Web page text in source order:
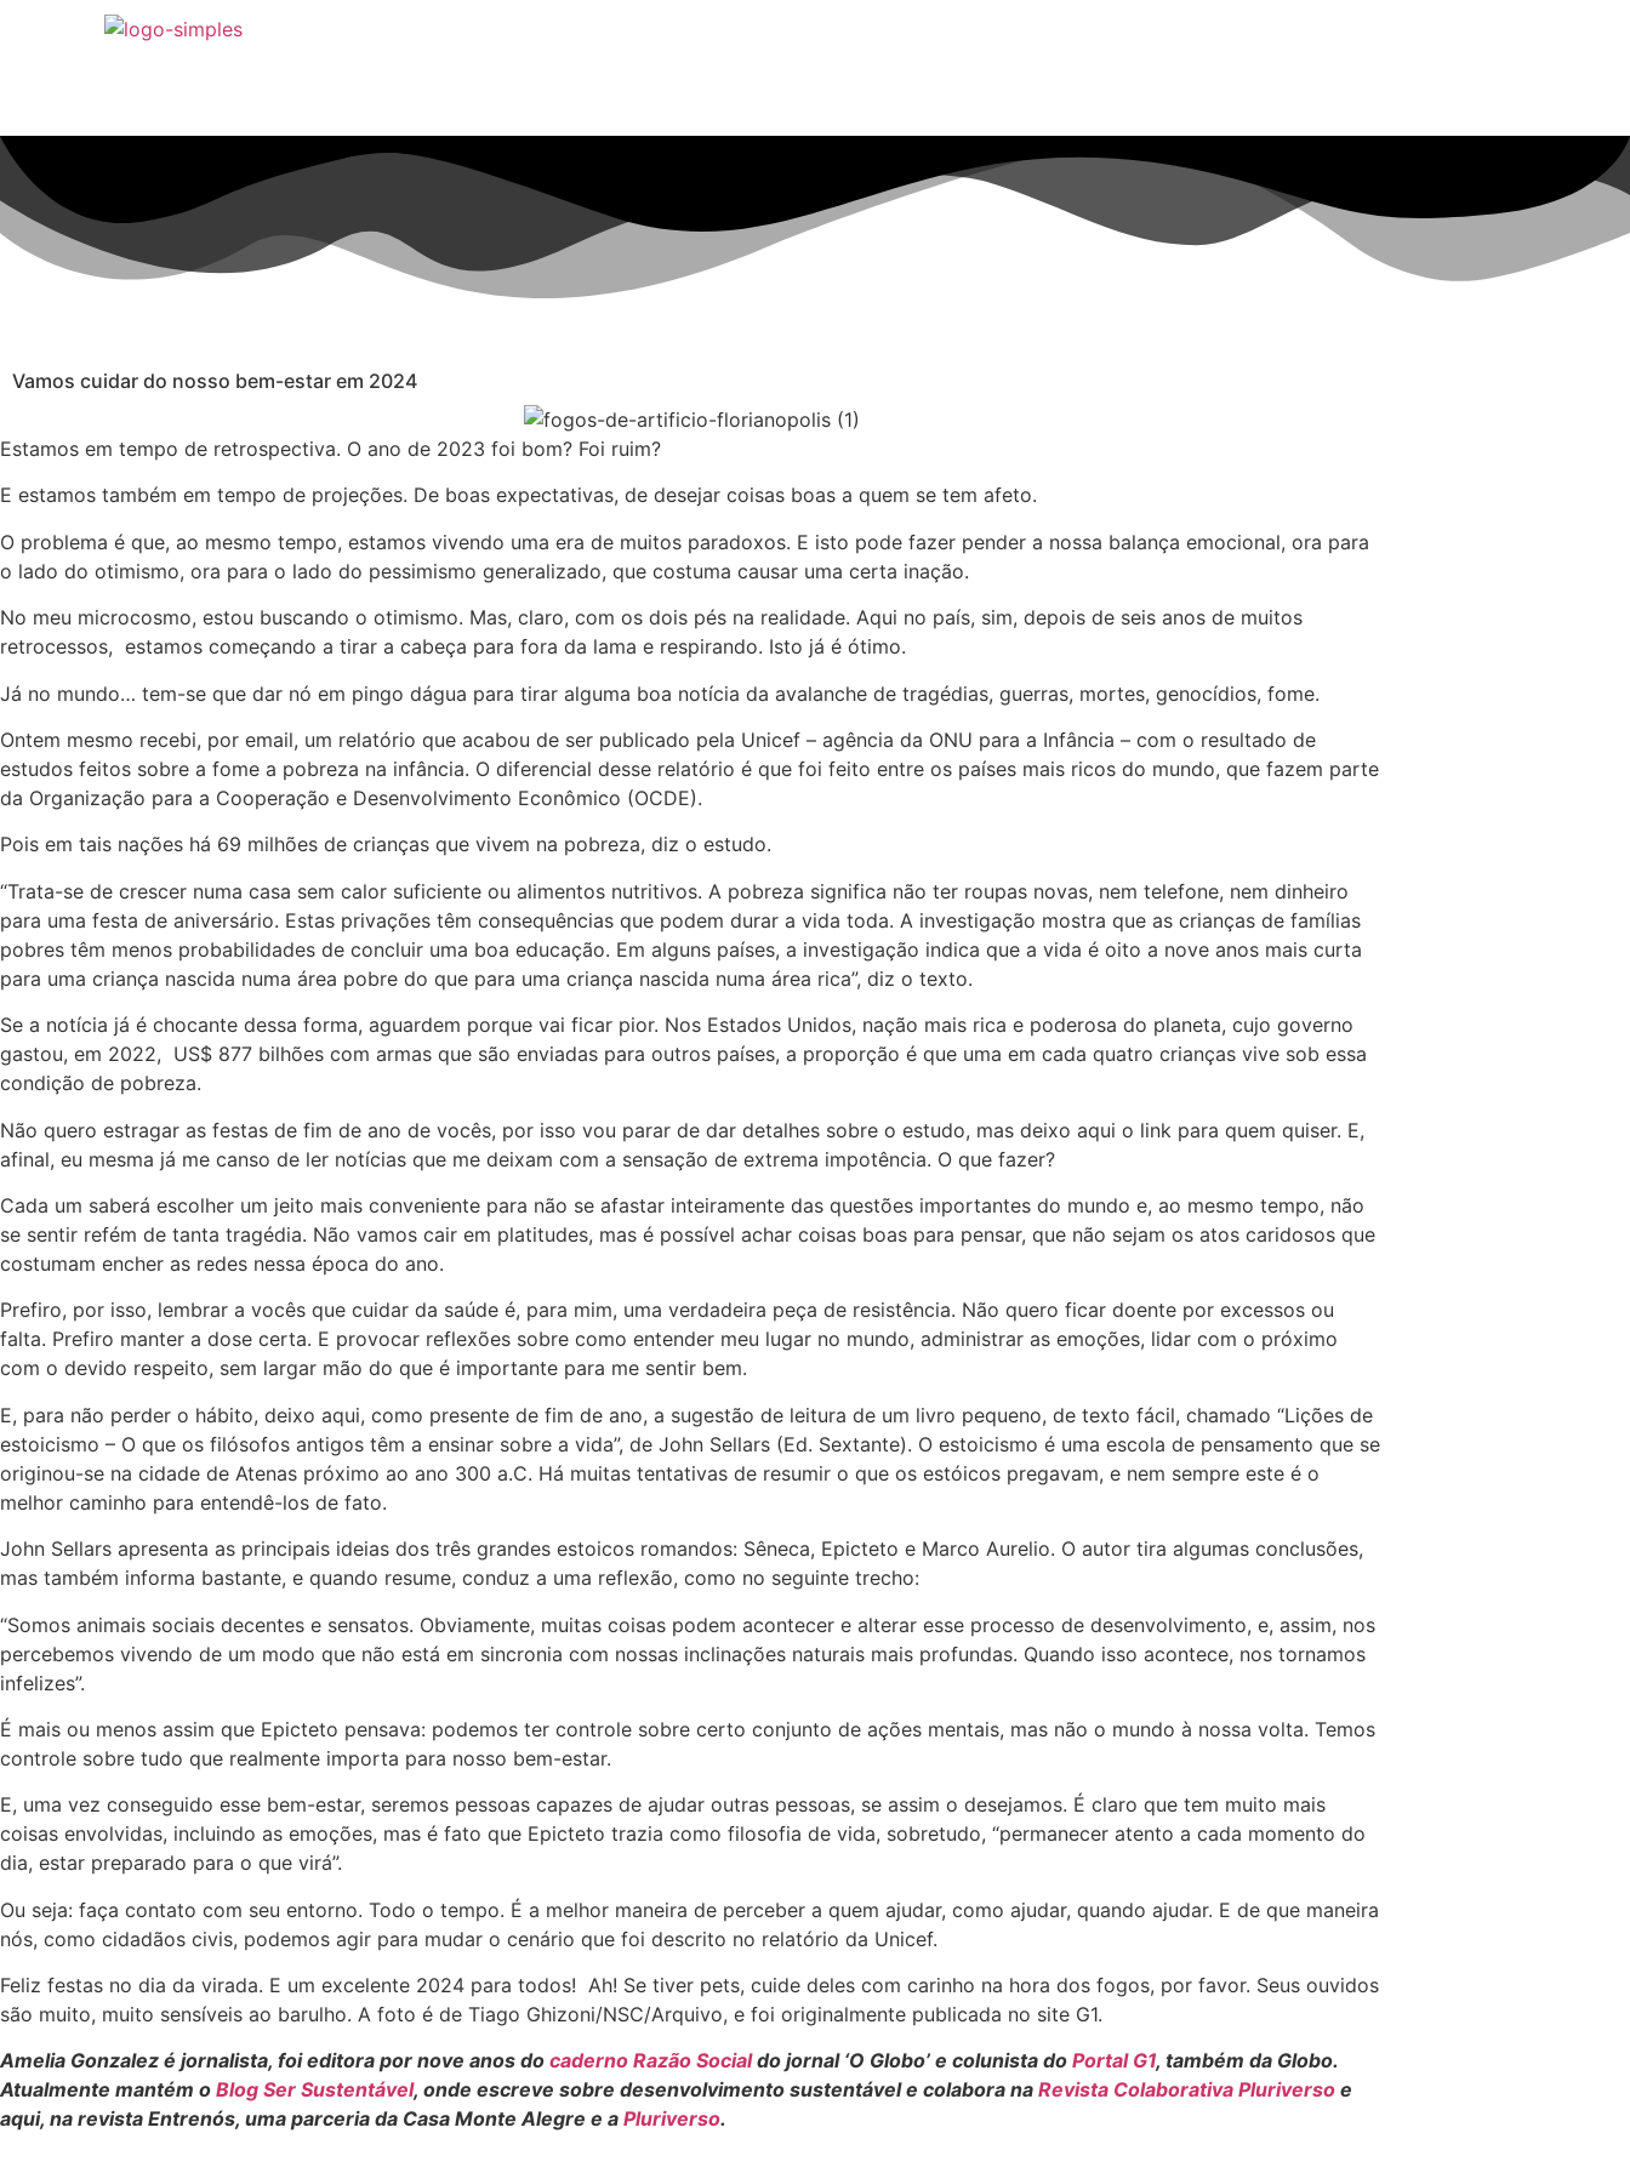
Vamos cuidar do nosso bem-estar em 2024
Estamos em tempo de retrospectiva. O ano de 2023 foi bom? Foi ruim?
E estamos também em tempo de projeções. De boas expectativas, de desejar coisas boas a quem se tem afeto.
O problema é que, ao mesmo tempo, estamos vivendo uma era de muitos paradoxos. E isto pode fazer pender a nossa balança emocional, ora para
o lado do otimismo, ora para o lado do pessimismo generalizado, que costuma causar uma certa inação.
No meu microcosmo, estou buscando o otimismo. Mas, claro, com os dois pés na realidade. Aqui no país, sim, depois de seis anos de muitos
retrocessos, estamos começando a tirar a cabeça para fora da lama e respirando. Isto já é ótimo.
Já no mundo… tem-se que dar nó em pingo dágua para tirar alguma boa notícia da avalanche de tragédias, guerras, mortes, genocídios, fome.
Ontem mesmo recebi, por email, um relatório que acabou de ser publicado pela Unicef – agência da ONU para a Infância – com o resultado de
estudos feitos sobre a fome a pobreza na infância. O diferencial desse relatório é que foi feito entre os países mais ricos do mundo, que fazem parte
da Organização para a Cooperação e Desenvolvimento Econômico (OCDE).
Pois em tais nações há 69 milhões de crianças que vivem na pobreza, diz o estudo.
“Trata-se de crescer numa casa sem calor suficiente ou alimentos nutritivos. A pobreza significa não ter roupas novas, nem telefone, nem dinheiro
para uma festa de aniversário. Estas privações têm consequências que podem durar a vida toda. A investigação mostra que as crianças de famílias
pobres têm menos probabilidades de concluir uma boa educação. Em alguns países, a investigação indica que a vida é oito a nove anos mais curta
para uma criança nascida numa área pobre do que para uma criança nascida numa área rica”, diz o texto.
Se a notícia já é chocante dessa forma, aguardem porque vai ficar pior. Nos Estados Unidos, nação mais rica e poderosa do planeta, cujo governo
gastou, em 2022, US$ 877 bilhões com armas que são enviadas para outros países, a proporção é que uma em cada quatro crianças vive sob essa
condição de pobreza.
Não quero estragar as festas de fim de ano de vocês, por isso vou parar de dar detalhes sobre o estudo, mas deixo aqui o link para quem quiser. E,
afinal, eu mesma já me canso de ler notícias que me deixam com a sensação de extrema impotência. O que fazer?
Cada um saberá escolher um jeito mais conveniente para não se afastar inteiramente das questões importantes do mundo e, ao mesmo tempo, não
se sentir refém de tanta tragédia. Não vamos cair em platitudes, mas é possível achar coisas boas para pensar, que não sejam os atos caridosos que
costumam encher as redes nessa época do ano.
Prefiro, por isso, lembrar a vocês que cuidar da saúde é, para mim, uma verdadeira peça de resistência. Não quero ficar doente por excessos ou
falta. Prefiro manter a dose certa. E provocar reflexões sobre como entender meu lugar no mundo, administrar as emoções, lidar com o próximo
com o devido respeito, sem largar mão do que é importante para me sentir bem.
E, para não perder o hábito, deixo aqui, como presente de fim de ano, a sugestão de leitura de um livro pequeno, de texto fácil, chamado “Lições de
estoicismo – O que os filósofos antigos têm a ensinar sobre a vida”, de John Sellars (Ed. Sextante). O estoicismo é uma escola de pensamento que se
originou-se na cidade de Atenas próximo ao ano 300 a.C. Há muitas tentativas de resumir o que os estóicos pregavam, e nem sempre este é o
melhor caminho para entendê-los de fato.
John Sellars apresenta as principais ideias dos três grandes estoicos romandos: Sêneca, Epicteto e Marco Aurelio. O autor tira algumas conclusões,
mas também informa bastante, e quando resume, conduz a uma reflexão, como no seguinte trecho:
“Somos animais sociais decentes e sensatos. Obviamente, muitas coisas podem acontecer e alterar esse processo de desenvolvimento, e, assim, nos
percebemos vivendo de um modo que não está em sincronia com nossas inclinações naturais mais profundas. Quando isso acontece, nos tornamos
infelizes”.
É mais ou menos assim que Epicteto pensava: podemos ter controle sobre certo conjunto de ações mentais, mas não o mundo à nossa volta. Temos
controle sobre tudo que realmente importa para nosso bem-estar.
E, uma vez conseguido esse bem-estar, seremos pessoas capazes de ajudar outras pessoas, se assim o desejamos. É claro que tem muito mais
coisas envolvidas, incluindo as emoções, mas é fato que Epicteto trazia como filosofia de vida, sobretudo, “permanecer atento a cada momento do
dia, estar preparado para o que virá”.
Ou seja: faça contato com seu entorno. Todo o tempo. É a melhor maneira de perceber a quem ajudar, como ajudar, quando ajudar. E de que maneira
nós, como cidadãos civis, podemos agir para mudar o cenário que foi descrito no relatório da Unicef.
Feliz festas no dia da virada. E um excelente 2024 para todos! Ah! Se tiver pets, cuide deles com carinho na hora dos fogos, por favor. Seus ouvidos
são muito, muito sensíveis ao barulho. A foto é de Tiago Ghizoni/NSC/Arquivo, e foi originalmente publicada no site G1.
Amelia Gonzalez é jornalista, foi editora por nove anos do caderno Razão Socialdo jornal ‘O Globo’ e colunista do Portal G1, também da Globo.
Atualmente mantém o Blog Ser Sustentável, onde escreve sobre desenvolvimento sustentável e colabora na Revista Colaborativa Pluriverso e
aqui, na revista Entrenós, uma parceria da Casa Monte Alegre e a Pluriverso.